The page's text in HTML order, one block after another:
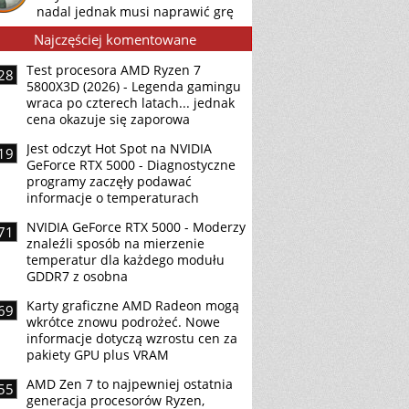
nadal jednak musi naprawić grę
Najczęściej komentowane
Test procesora AMD Ryzen 7
5800X3D (2026) - Legenda gamingu
wraca po czterech latach... jednak
cena okazuje się zaporowa
Jest odczyt Hot Spot na NVIDIA
GeForce RTX 5000 - Diagnostyczne
programy zaczęły podawać
informacje o temperaturach
NVIDIA GeForce RTX 5000 - Moderzy
znaleźli sposób na mierzenie
temperatur dla każdego modułu
GDDR7 z osobna
Karty graficzne AMD Radeon mogą
wkrótce znowu podrożeć. Nowe
informacje dotyczą wzrostu cen za
pakiety GPU plus VRAM
AMD Zen 7 to najpewniej ostatnia
generacja procesorów Ryzen,